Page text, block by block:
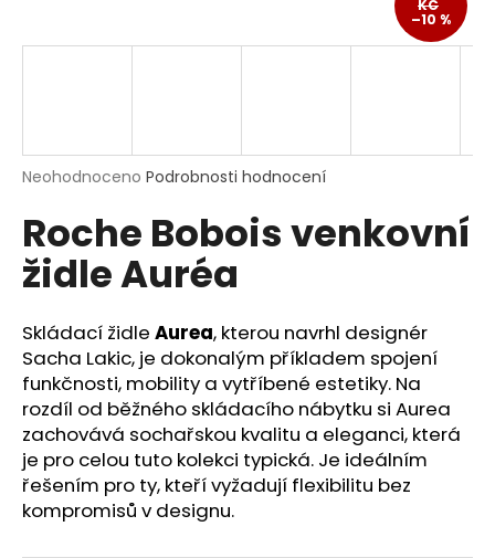
Průměrné
produktu
je
0,0
z
hvězdiček.
Neohodnoceno Podrobnosti hodnocení
Roche Bobois venkovní
židle Auréa
Skládací židle Aurea, kterou navrhl designér
Sacha Lakic, je dokonalým příkladem spojení
funkčnosti, mobility a vytříbené estetiky. Na
rozdíl od běžného skládacího nábytku si Aurea
zachovává sochařskou kvalitu a eleganci, která
je pro celou tuto kolekci typická. Je ideálním
řešením pro ty, kteří vyžadují flexibilitu bez
kompromisů v designu.
KČ
–10 %
j
HLEDAT
D
o
p
o
r
u
č
u